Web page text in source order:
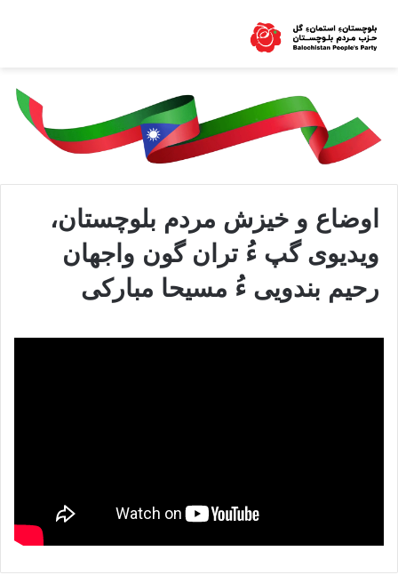
اوضاع و خیزش مردم بلوچستان،
ویدیوی گپ ءُ تران گون واجهان
رحیم بندویی ءُ مسیحا مبارکی